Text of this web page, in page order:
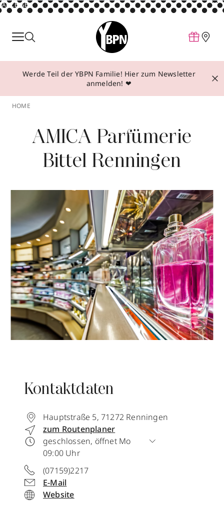
ANZEIGE
Parfum
Make-up
Behandlungen
Über YBPN
Aktionen
Werde Teil der YBPN Familie! Hier zum Newsletter
anmelden! ❤
HOME
AMICA Parfümerie
Bittel Renningen
Kontaktdaten
Hauptstraße 5, 71272 Renningen
zum Routenplaner
geschlossen, öffnet Mo
09:00 Uhr
(07159)2217
E-Mail
Website